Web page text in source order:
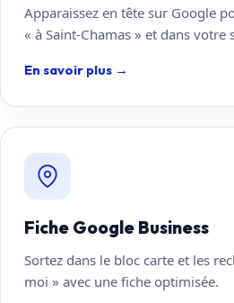
Apparaissez en tête sur Google
« à Saint-Chamas » et dans votre
En savoir plus →
Fiche Google Business
Sortez dans le bloc carte et les
moi » avec une fiche optimisée.